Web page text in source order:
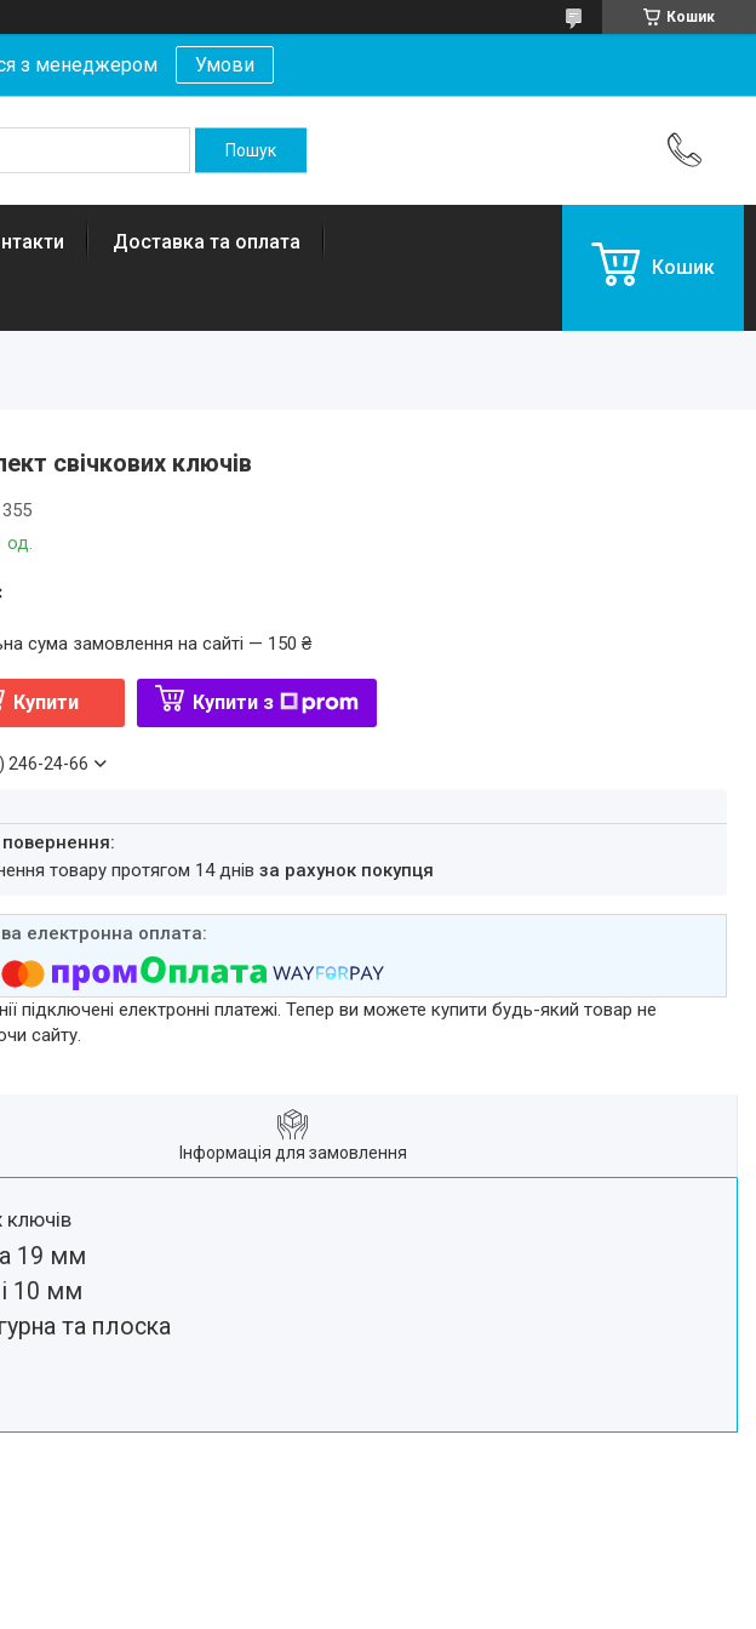
Кошик
з менеджером Умови
Доставка та оплата
Кошик
свічкових ключів
од.
сума замовлення на сайті — 150 ₴
Купити Купити з
246-24-66
товару протягом 14 днів за рахунок покупця
підключені електронні платежі. Тепер ви можете купити будь-який товар не
сайту.
Інформація для замовлення
ключів
19 мм
10 мм
та плоска